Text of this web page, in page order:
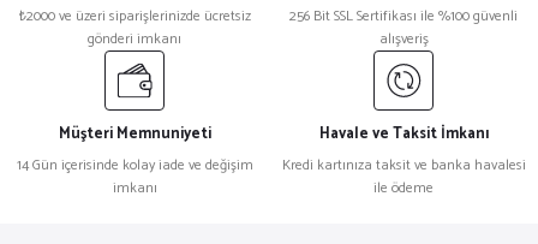
₺2000 ve üzeri siparişlerinizde ücretsiz
gönderi imkanı
256 Bit SSL Sertifikası ile %100 güvenli
alışveriş
Müşteri Memnuniyeti
14 Gün içerisinde kolay iade ve değişim
imkanı
Havale ve Taksit İmkanı
Kredi kartınıza taksit ve banka havalesi
ile ödeme